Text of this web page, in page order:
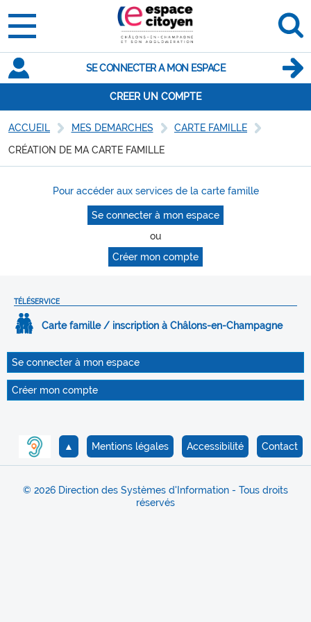
SE CONNECTER A MON ESPACE
CREER UN COMPTE
ACCUEIL MES DEMARCHES
CARTE FAMILLE
CRÉATION DE MA CARTE FAMILLE
Pour accéder aux services de la carte famille
Se connecter à mon espace
ou
Créer mon compte
TÉLÉSERVICE
Carte famille / inscription à Châlons-en-Champagne
Se connecter à mon espace
Créer mon compte
Contact
Accessibilité
Mentions légales
▲
© 2026 Direction des Systèmes d'Information - Tous droits
réservés